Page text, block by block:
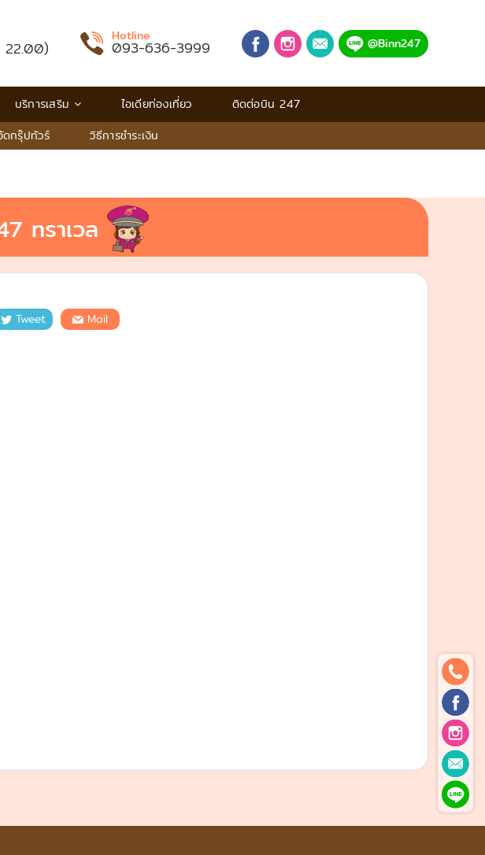
Hotline
093-636-3999 @Binn247
บริการเสริม ไอเดียท่องเที่ยว
ติดต่อบิน 247
ดกรุ๊ปทัวร์ วิธีการชําระเงิน
ทราเวล
Tweet Mail